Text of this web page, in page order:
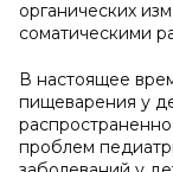
органических
соматическими
В настоящее
пищеварения у
проблем